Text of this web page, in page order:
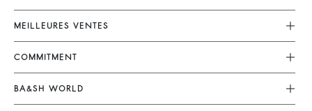
Service Client
Mon Compte
Guide Des Tailles
Accessibilité
MEILLEURES VENTES
Robes
Combinaisons
Tops & Chemises
COMMITMENT
Nos Engagements
Opérations
BA&SH WORLD